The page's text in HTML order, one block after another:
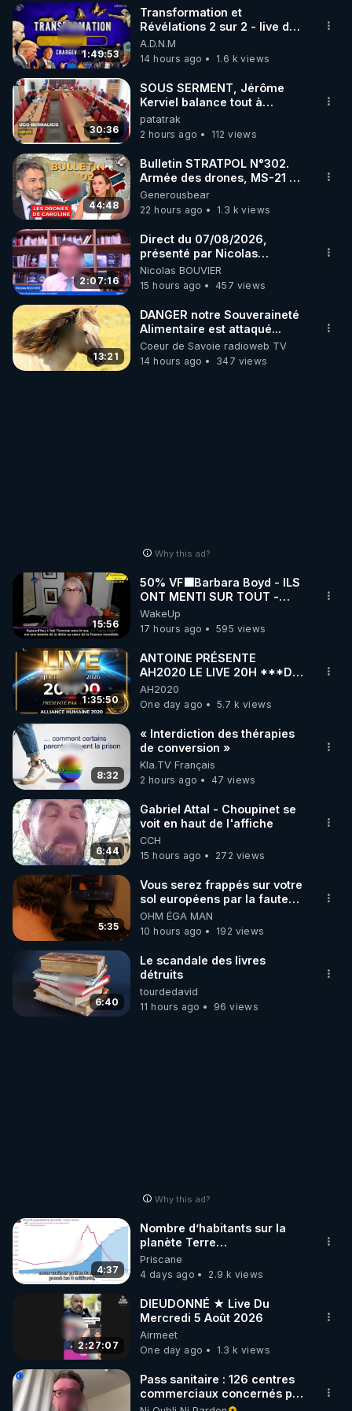
▶ 30 jours gratuit sur l’application de méditation et
de bien-être ENVOL :
Rendez-vous sur https://www.envol.app/code
le code : REGENERE
1:49:53
Transformation et
Révélations 2 sur 2 - live du
07/08/26
A.D.N.M
14 hours ago
1.6 k views
30:36
SOUS SERMENT, Jérôme
Kerviel balance tout à
l'Assemblée !
patatrak
2 hours ago
112 views
44:48
Bulletin STRATPOL N°302.
Armée des drones, MS-21 en
série, missiles coréens.
07.08.2026.
Generousbear
22 hours ago
1.3 k views
2:07:16
Direct du 07/08/2026,
présenté par Nicolas
BOUVIER
Nicolas BOUVIER
15 hours ago
457 views
13:21
DANGER notre Souveraineté
Alimentaire est attaqué...
Coeur de Savoie radioweb TV
14 hours ago
347 views
Why this ad?
15:56
50% VF🟩Barbara Boyd - ILS
ONT MENTI SUR TOUT -
Jocelyne Traduction
WakeUp
17 hours ago
595 views
1:35:50
ANTOINE PRÉSENTE
AH2020 LE LIVE 20H ***DU
06/08/2026***
AH2020
One day ago
5.7 k views
8:32
« Interdiction des thérapies
de conversion »
Kla.TV Français
2 hours ago
47 views
6:44
Gabriel Attal - Choupinet se
voit en haut de l'affiche
CCH
15 hours ago
272 views
5:35
Vous serez frappés sur votre
sol européens par la faute
des dirigeants qui s'en
mettent dans le nez
OHM ÉGA MAN
10 hours ago
192 views
6:40
Le scandale des livres
détruits
tourdedavid
11 hours ago
96 views
Why this ad?
4:37
Nombre d’habitants sur la
planète Terre…
Priscane
4 days ago
2.9 k views
2:27:07
DIEUDONNÉ ★ Live Du
Mercredi 5 Août 2026
Airmeet
One day ago
1.3 k views
Pass sanitaire : 126 centres
commerciaux concernés par
l'obligation dans toute la